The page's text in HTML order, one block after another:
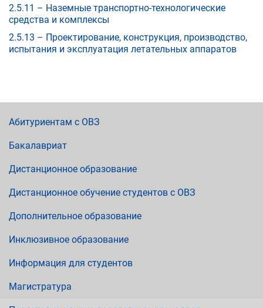
2.5.11 – Наземные транспортно-технологические
средства и комплексы
2.5.13 – Проектирование, конструкция, производство,
испытания и эксплуатация летательных аппаратов
Абитуриентам с ОВЗ
Бакалавриат
Дистанционное образование
Дистанционное обучение студентов с ОВЗ
Дополнительное образование
Инклюзивное образование
Информация для студентов
Магистратура